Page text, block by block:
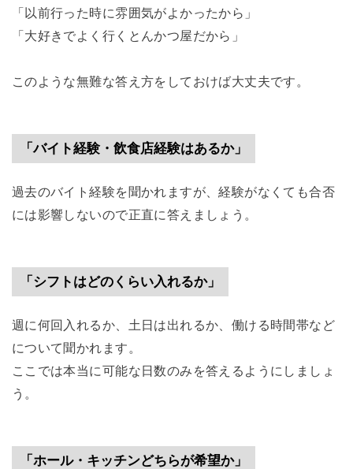
「以前行った時に雰囲気がよかったから」
「大好きでよく行くとんかつ屋だから」
このような無難な答え方をしておけば大丈夫です。
「バイト経験・飲食店経験はあるか」
過去のバイト経験を聞かれますが、経験がなくても合否
には影響しないので正直に答えましょう。
「シフトはどのくらい入れるか」
週に何回入れるか、土日は出れるか、働ける時間帯など
について聞かれます。
ここでは本当に可能な日数のみを答えるようにしましょ
う。
「ホール・キッチンどちらが希望か」